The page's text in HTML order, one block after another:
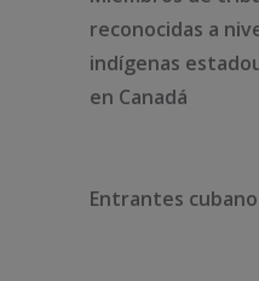
reconocidas a
indígenas
en Canadá
Entrantes